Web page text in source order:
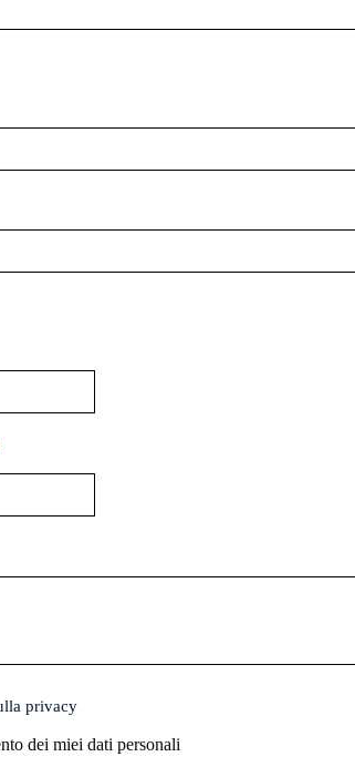
slash
privacy
dei miei dati personali